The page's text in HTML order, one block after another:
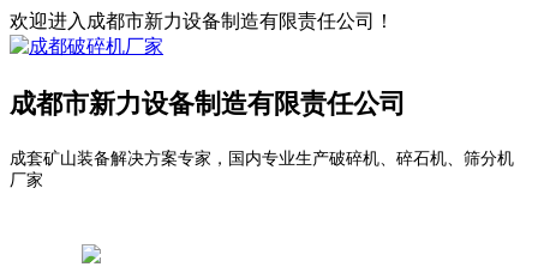
欢迎进入成都市新力设备制造有限责任公司！
成都市新力设备制造有限责任公司
成套矿山装备解决方案专家，国内专业生产破碎机、碎石机、筛分机
厂家